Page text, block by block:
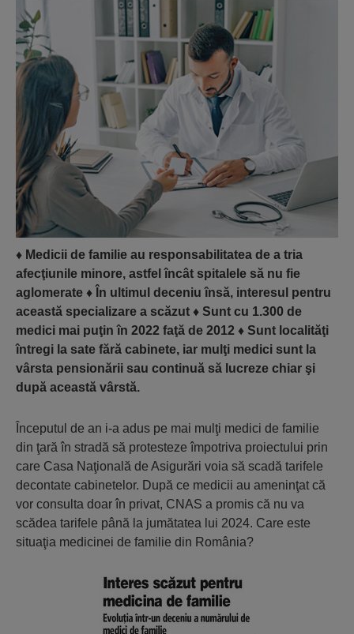
♦ Medicii de familie au responsabilitatea de a tria
afecţiunile minore, astfel încât spitalele să nu fie
aglomerate ♦ În ultimul deceniu însă, interesul pentru
această specializare a scăzut ♦ Sunt cu 1.300 de
medici mai puţin în 2022 faţă de 2012 ♦ Sunt localităţi
întregi la sate fără cabinete, iar mulţi medici sunt la
vârsta pensionării sau continuă să lucreze chiar şi
după această vârstă.
Începutul de an i-a adus pe mai mulţi medici de familie
din ţară în stradă să protesteze împotriva proiectului prin
care Casa Naţională de Asigurări voia să scadă tarifele
decontate cabinetelor. După ce medicii au ameninţat că
vor consulta doar în privat, CNAS a promis că nu va
scădea tarifele până la jumătatea lui 2024. Care este
situaţia medicinei de familie din România?